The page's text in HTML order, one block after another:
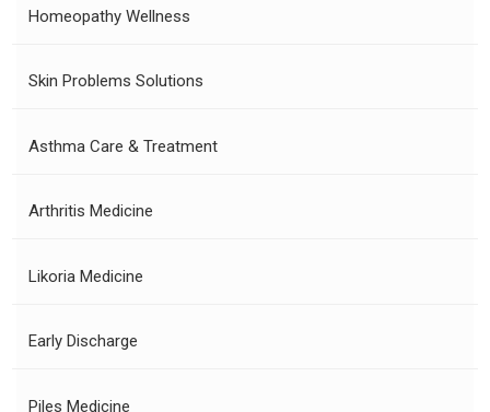
Homeopathy Wellness
Skin Problems Solutions
Asthma Care & Treatment
Arthritis Medicine
Likoria Medicine
Early Discharge
Piles Medicine